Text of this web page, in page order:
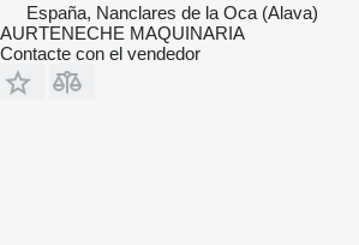
España, Nanclares de la Oca (Alava)
AURTENECHE MAQUINARIA
Contacte con el vendedor